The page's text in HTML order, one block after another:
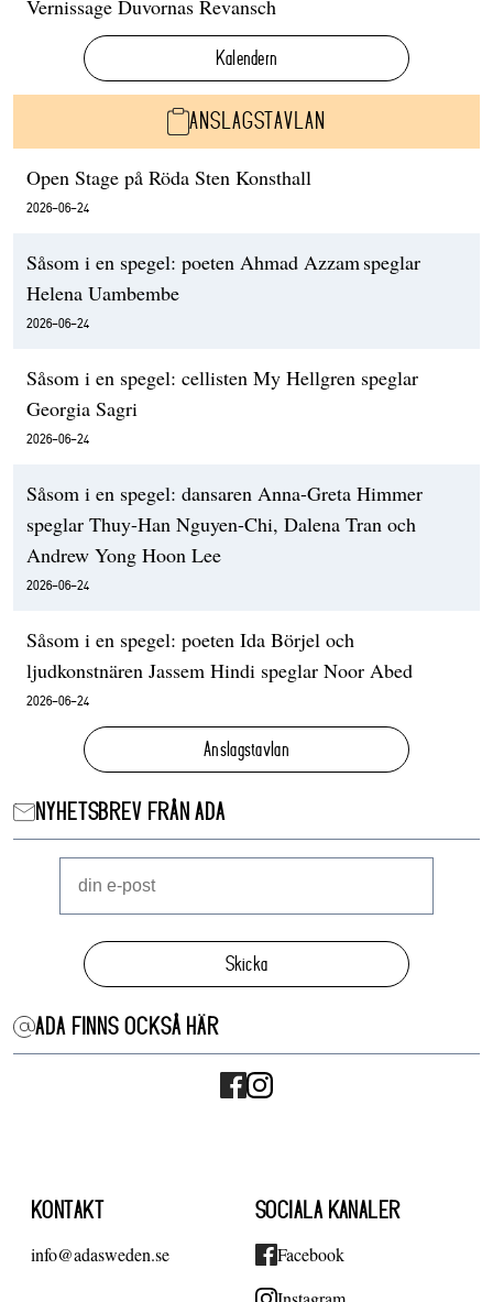
Vernissage Duvornas Revansch
Kalendern
ANSLAGSTAVLAN
Open Stage på Röda Sten Konsthall
2026-06-24
Såsom i en spegel: poeten Ahmad Azzam speglar
Helena Uambembe
2026-06-24
Såsom i en spegel: cellisten My Hellgren speglar
Georgia Sagri
2026-06-24
Såsom i en spegel: dansaren Anna-Greta Himmer
speglar Thuy-Han Nguyen-Chi, Dalena Tran och
Andrew Yong Hoon Lee
2026-06-24
Såsom i en spegel: poeten Ida Börjel och
ljudkonstnären Jassem Hindi speglar Noor Abed
2026-06-24
Anslagstavlan
NYHETSBREV FRÅN ADA
Skicka
ADA FINNS OCKSÅ HÄR
KONTAKT
info@adasweden.se
SOCIALA KANALER
Facebook